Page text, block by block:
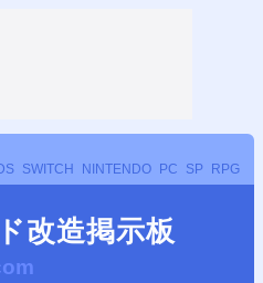
SWITCH NINTENDO PC SP RPG
改造掲示板